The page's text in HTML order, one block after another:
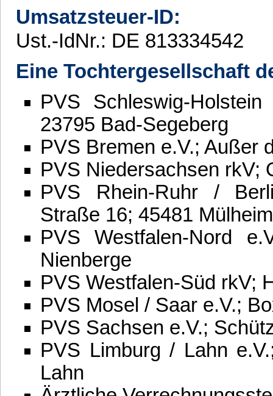
Umsatzsteuer-ID:
Ust.-IdNr.: DE 813334542
Eine Tochtergesellschaft
PVS Schleswig-
23795 Bad-Segeberg
PVS Bremen e.V.; Außer
PVS Niedersachsen rkV;
PVS Rhein-Ruhr /
Straße 16; 45481
PVS Westfalen-Nord
Nienberge
PVS Westfalen-Süd rkV;
PVS Mosel / Saar e.V.;
PVS Sachsen e.V.;
PVS Limburg / Lahn
Lahn